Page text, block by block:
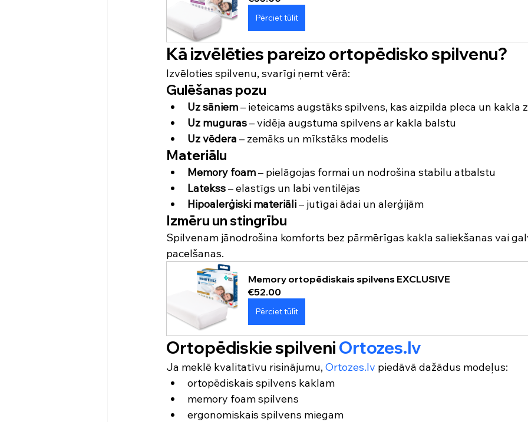
Pērciet tūlīt
Kā izvēlēties pareizo ortopēdisko spilvenu?
Izvēloties spilvenu, svarīgi ņemt vērā:
Gulēšanas pozu
Uz sāniem – ieteicams augstāks spilvens, kas aizpilda pleca un kakla
Uz muguras – vidēja augstuma spilvens ar kakla balstu
Uz vēdera – zemāks un mīkstāks modelis
Materiālu
Memory foam – pielāgojas formai un nodrošina stabilu atbalstu
Latekss – elastīgs un labi ventilējas
Hipoalerģiski materiāli – jutīgai ādai un alerģijām
Izmēru un stingrību
Spilvenam jānodrošina komforts bez pārmērīgas kakla saliekšanas vai
pacelšanas.
Memory ortopēdiskais spilvens EXCLUSIVE
€52.00
Pērciet tūlīt
Ortopēdiskie spilveni Ortozes.lv
Ja meklē kvalitatīvu risinājumu, Ortozes.lv piedāvā dažādus modeļus:
ortopēdiskais spilvens kaklam
memory foam spilvens
ergonomiskais spilvens miegam